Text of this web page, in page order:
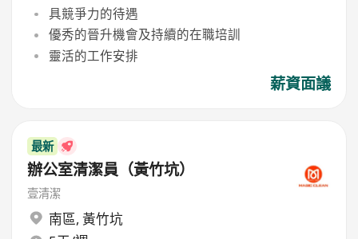
具競爭力的待遇
優秀的晉升機會及持續的在職培訓
靈活的工作安排
薪資面議
最新
辦公室清潔員（黃竹坑）
壹清潔
南區, 黃竹坑